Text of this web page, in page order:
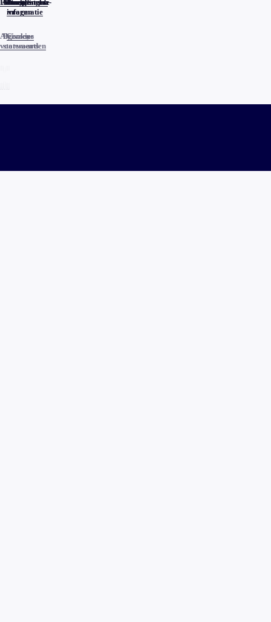
Home
Actueel
Uitzendingen
Reacties
Programma-
informatie
Veelgestelde
vragen
Algemene
voorwaarden
Privacy
statements
Cookies